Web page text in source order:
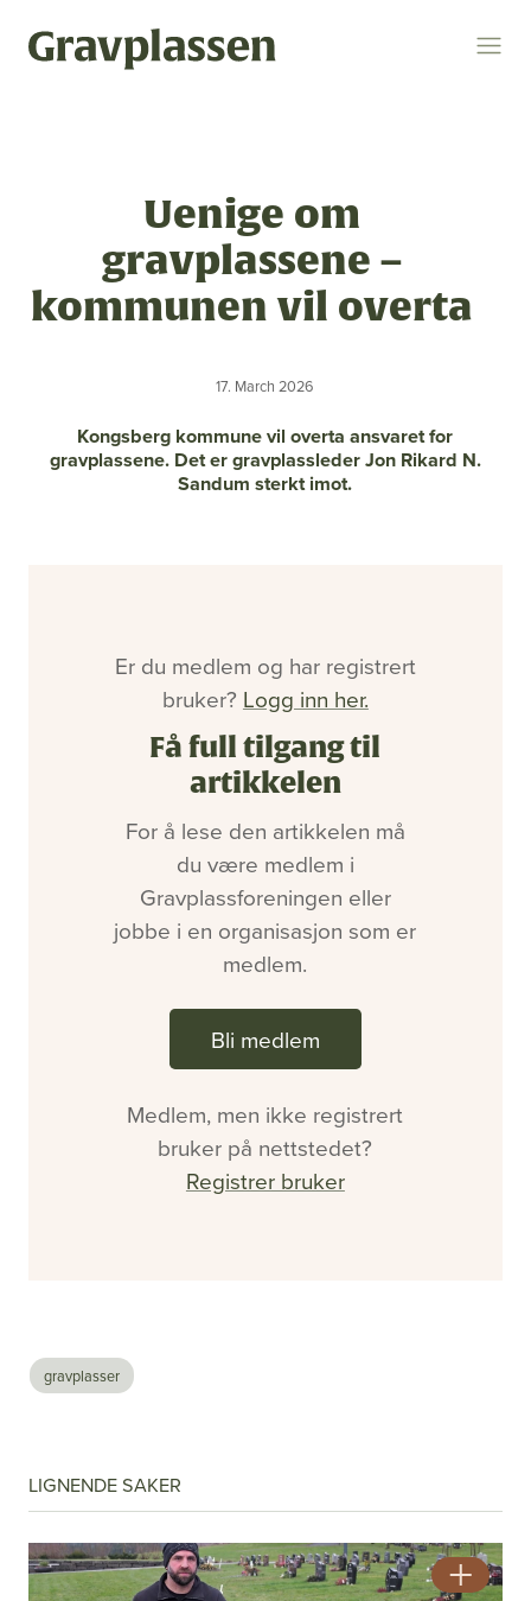
gravplasser statsforvalteren kremasjon
gravplassforeningen
Ledige stillinger
#2 - 2026 - Årgang 57
Uenige om
gravplassene –
kommunen vil overta
17. March 2026
Kongsberg kommune vil overta ansvaret for
gravplassene. Det er gravplassleder Jon Rikard N.
Sandum sterkt imot.
Er du medlem og har registrert
bruker? Logg inn her.
Få full tilgang til
artikkelen
For å lese den artikkelen må
du være medlem i
Gravplassforeningen eller
jobbe i en organisasjon som er
medlem.
Bli medlem
Medlem, men ikke registrert
bruker på nettstedet?
Registrer bruker
gravplasser
LIGNENDE SAKER